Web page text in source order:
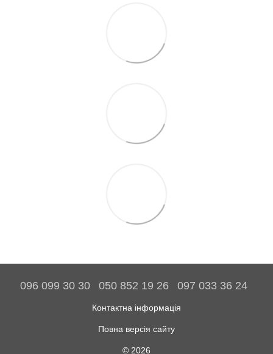
096 099 30 30 050 852 19 26 097 033 36 24
Контактна інформація
Повна версія сайту
© 2026